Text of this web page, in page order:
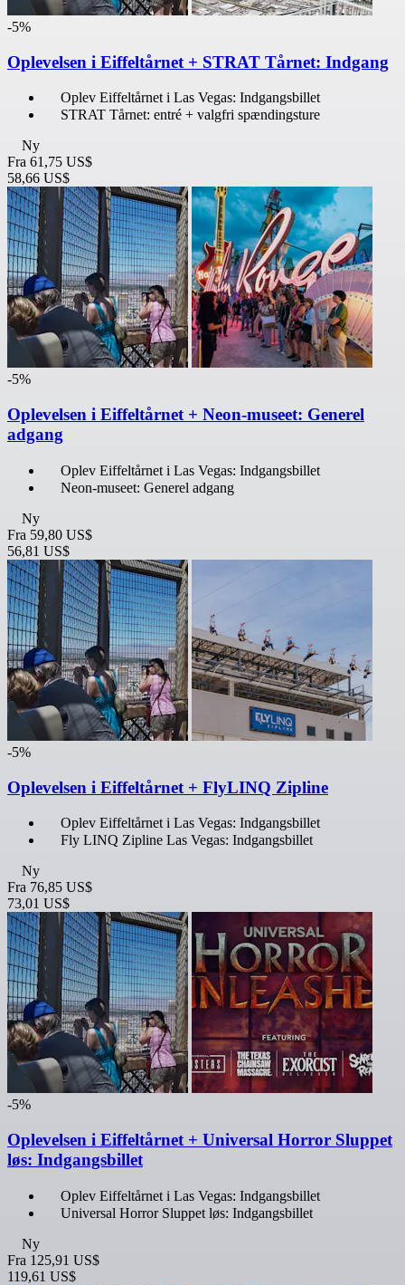
-5%
Oplevelsen i Eiffeltårnet + STRAT Tårnet: Indgang
Oplev Eiffeltårnet i Las Vegas: Indgangsbillet
STRAT Tårnet: entré + valgfri spændingsture
Ny
Fra 61,75 US$
58,66 US$
-5%
Oplevelsen i Eiffeltårnet + Neon-museet: Generel
adgang
Oplev Eiffeltårnet i Las Vegas: Indgangsbillet
Neon-museet: Generel adgang
Ny
Fra 59,80 US$
56,81 US$
-5%
Oplevelsen i Eiffeltårnet + FlyLINQ Zipline
Oplev Eiffeltårnet i Las Vegas: Indgangsbillet
Fly LINQ Zipline Las Vegas: Indgangsbillet
Ny
Fra 76,85 US$
73,01 US$
-5%
Oplevelsen i Eiffeltårnet + Universal Horror Sluppet
løs: Indgangsbillet
Oplev Eiffeltårnet i Las Vegas: Indgangsbillet
Universal Horror Sluppet løs: Indgangsbillet
Ny
Fra 125,91 US$
119,61 US$